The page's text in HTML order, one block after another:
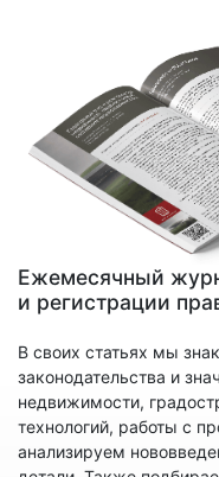
Ежемесячный
и регистрации
В своих статьях мы
законодательства и
недвижимости,
технологий, работы с
анализируем